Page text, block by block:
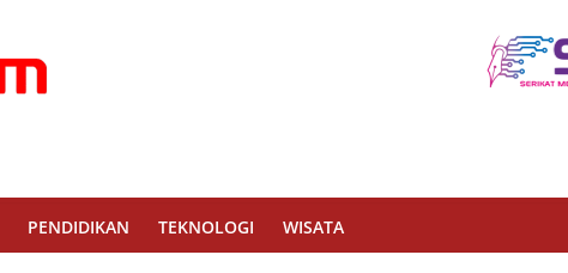
PENDIDIKAN TEKNOLOGI WISATA